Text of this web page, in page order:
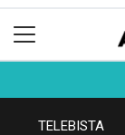
TELEBISTA